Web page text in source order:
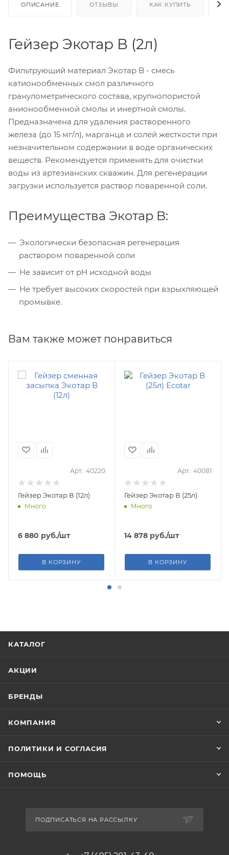
ОПИСАНИЕ ОТЗЫВЫ КАК КУПИТЬ
Гейзер Экотар В (2л)
Фильтрующий материал Экотар B - смесь
катионообменных смол различного
гранулометрического состава, крупнопористой
анионообменной смолы и инертной смолы.
Предназначена для удаления растворенного
железа (до 15 мг/л), марганца и солей жесткости при
незначительном содержании в воде органических
веществ. Рекомендуется применять для очистки
воды из артезианских скважин. Для регенерации
загрузки используется раствор поваренной соли.
Преимущества Экотар B:
Экологически безопасная регенерация
раствором поваренной соли
Не зависит от рН исходной воды
Не требует высоких скоростей при взрыхляющей
промывке.
Вам также может понравиться
Арт.: 40220
Гейзер Экотар В (12л)
Много
6 880 руб./шт
В КОРЗИНУ
Арт.: 40081
Гейзер Экотар В (25л)
Много
14 878 руб./шт
В КОРЗИНУ
КАТАЛОГ
АКЦИИ
БРЕНДЫ
КОМПАНИЯ
ПОЛИТИКИ И СОГЛАСИЯ
ПОМОЩЬ
ПОДПИСАТЬСЯ НА РАССЫЛКУ